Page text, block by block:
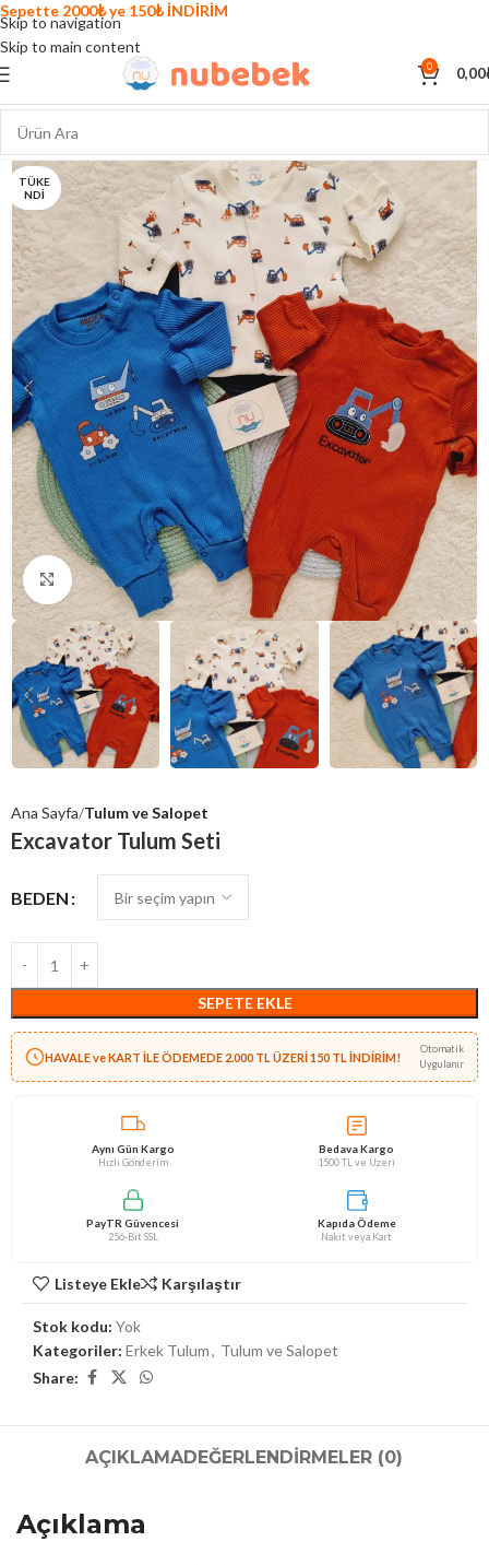
Skip to navigation
Skip to main content
0 0,00
TÜKE
NDI
Click to enlarge
Ana Sayfa Tulum ve Salopet
Excavator Tulum Seti
BEDEN
SEPETE EKLE
HAVALE ve KART İLE ÖDEMEDE 2.000 TL ÜZERİ 150 TL İNDİRİM!
Otomatik
Uygulanır
Aynı Gün Kargo
Hızlı Gönderim
Bedava Kargo
1500 TL ve Üzeri
PayTR Güvencesi
256-Bit SSL
Kapıda Ödeme
Nakit veya Kart
Listeye Ekle Karşılaştır
Stok kodu: Yok
Kategoriler: Erkek Tulum, Tulum ve Salopet
Share:
AÇIKLAMADEĞERLENDIRMELER (0)
Açıklama
Sepette 2000₺ ye 150₺ İNDİRİM